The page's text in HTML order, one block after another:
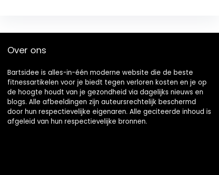
Over ons
Bartsidee is alles-in-één moderne website die de beste
fitnessartikelen voor je biedt tegen verloren kosten en je op
de hoogte houdt van je gezondheid via dagelijks nieuws en
blogs. Alle afbeeldingen zijn auteursrechtelijk beschermd
door hun respectievelijke eigenaren. Alle geciteerde inhoud is
afgeleid van hun respectievelijke bronnen.